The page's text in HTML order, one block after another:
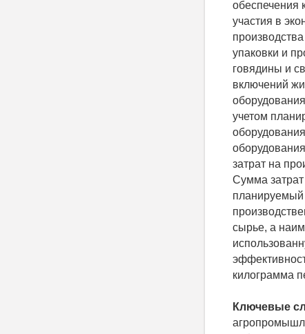
обеспечения
участия в
упаковки и
говядины и
включений
учетом
затрат на
Сумма затрат
планируемый
сырье, а
килограмма
Ключевые